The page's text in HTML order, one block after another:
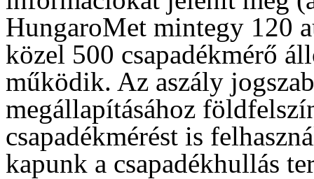
HungaroMet mintegy 120
közel 500 csapadékmérő
működik. Az aszály
megállapításához
csapadékmérést is
kapunk a csapadékhullás